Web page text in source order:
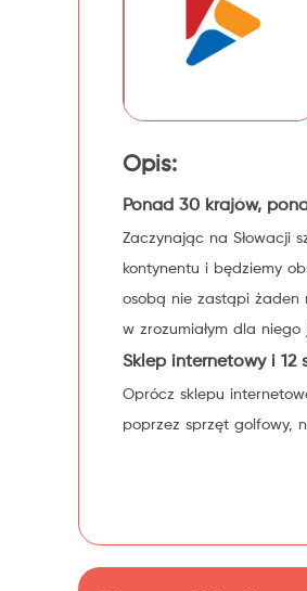
Opis:
Ponad 30 krajów,
Zaczynając na Słowacji
kontynentu i będziemy
osobą nie zastąpi żaden
w zrozumiałym dla niego
Sklep internetowy i 12
Oprócz sklepu
poprzez sprzęt golfowy,